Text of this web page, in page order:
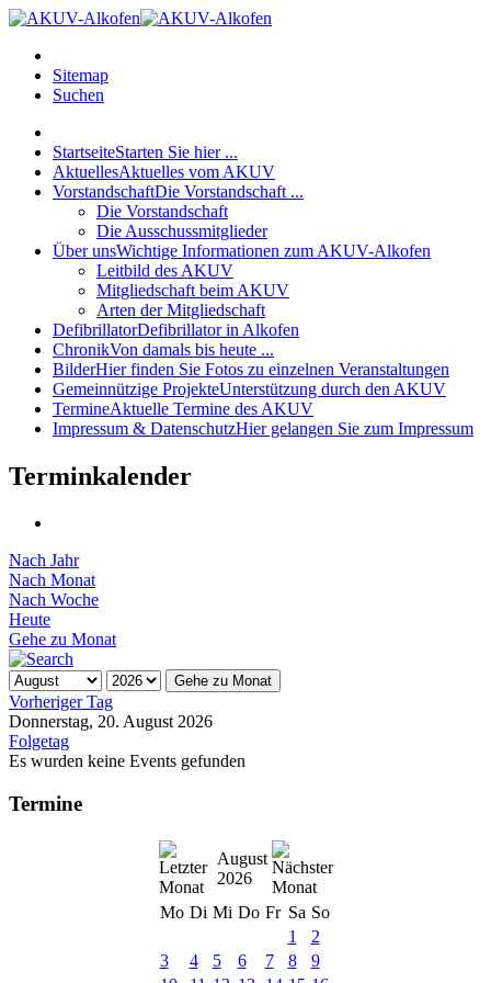
Sitemap
Suchen
StartseiteStarten Sie hier ...
AktuellesAktuelles vom AKUV
VorstandschaftDie Vorstandschaft ...
Die Vorstandschaft
Die Ausschussmitglieder
Über unsWichtige Informationen zum AKUV-Alkofen
Leitbild des AKUV
Mitgliedschaft beim AKUV
Arten der Mitgliedschaft
DefibrillatorDefibrillator in Alkofen
ChronikVon damals bis heute ...
BilderHier finden Sie Fotos zu einzelnen Veranstaltungen
Gemeinnützige ProjekteUnterstützung durch den AKUV
TermineAktuelle Termine des AKUV
Impressum & DatenschutzHier gelangen Sie zum Impressum
Terminkalender
Nach Jahr
Nach Monat
Nach Woche
Heute
Gehe zu Monat
Gehe zu Monat
Vorheriger Tag
Donnerstag, 20. August 2026
Folgetag
Es wurden keine Events gefunden
Termine
August
2026
Mo Di Mi Do Fr Sa So
1
2
3
4 5 6 7 8
9